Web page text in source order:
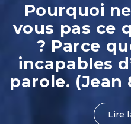
Pourquoi
vous pas ce
? Parce
incapables
parole. (Jean
Lire